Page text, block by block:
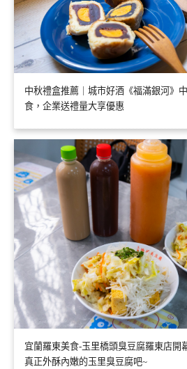
中秋禮盒推薦｜城市好酒《福滿銀河》
食，企業送禮量大享優惠
宜蘭羅東美食-玉里橋頭臭豆腐羅東店開
真正外酥內嫩的玉里臭豆腐吧~